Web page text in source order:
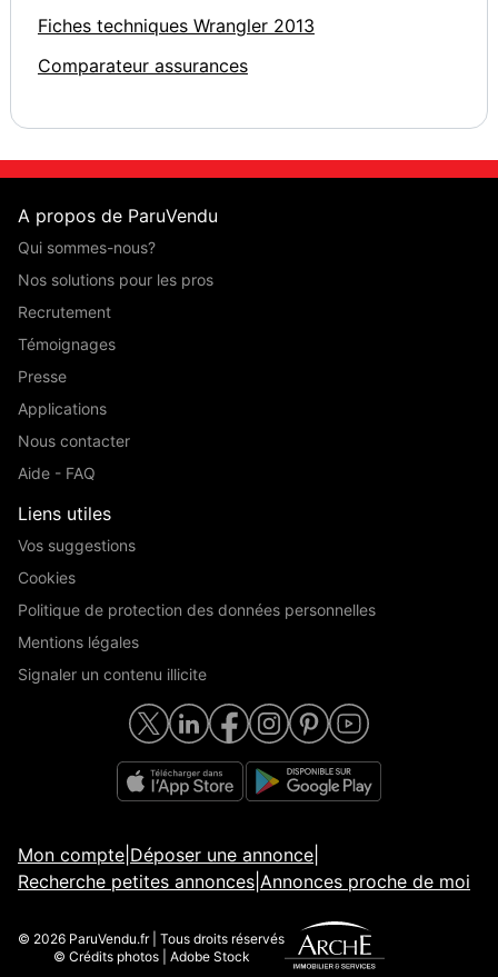
Fiches techniques Wrangler 2013
Comparateur assurances
A propos de ParuVendu
Qui sommes-nous?
Nos solutions pour les pros
Recrutement
Témoignages
Presse
Applications
Nous contacter
Aide - FAQ
Liens utiles
Vos suggestions
Cookies
Politique de protection des données personnelles
Mentions légales
Signaler un contenu illicite
Mon compte Déposer une annonce
Recherche petites annonces Annonces proche de moi
© 2026 ParuVendu.fr | Tous droits réservés
© Crédits photos | Adobe Stock